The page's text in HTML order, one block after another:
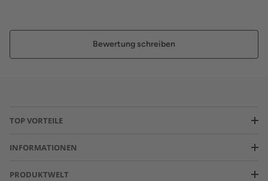
Bewertung schreiben
TOP VORTEILE
INFORMATIONEN
PRODUKTWELT